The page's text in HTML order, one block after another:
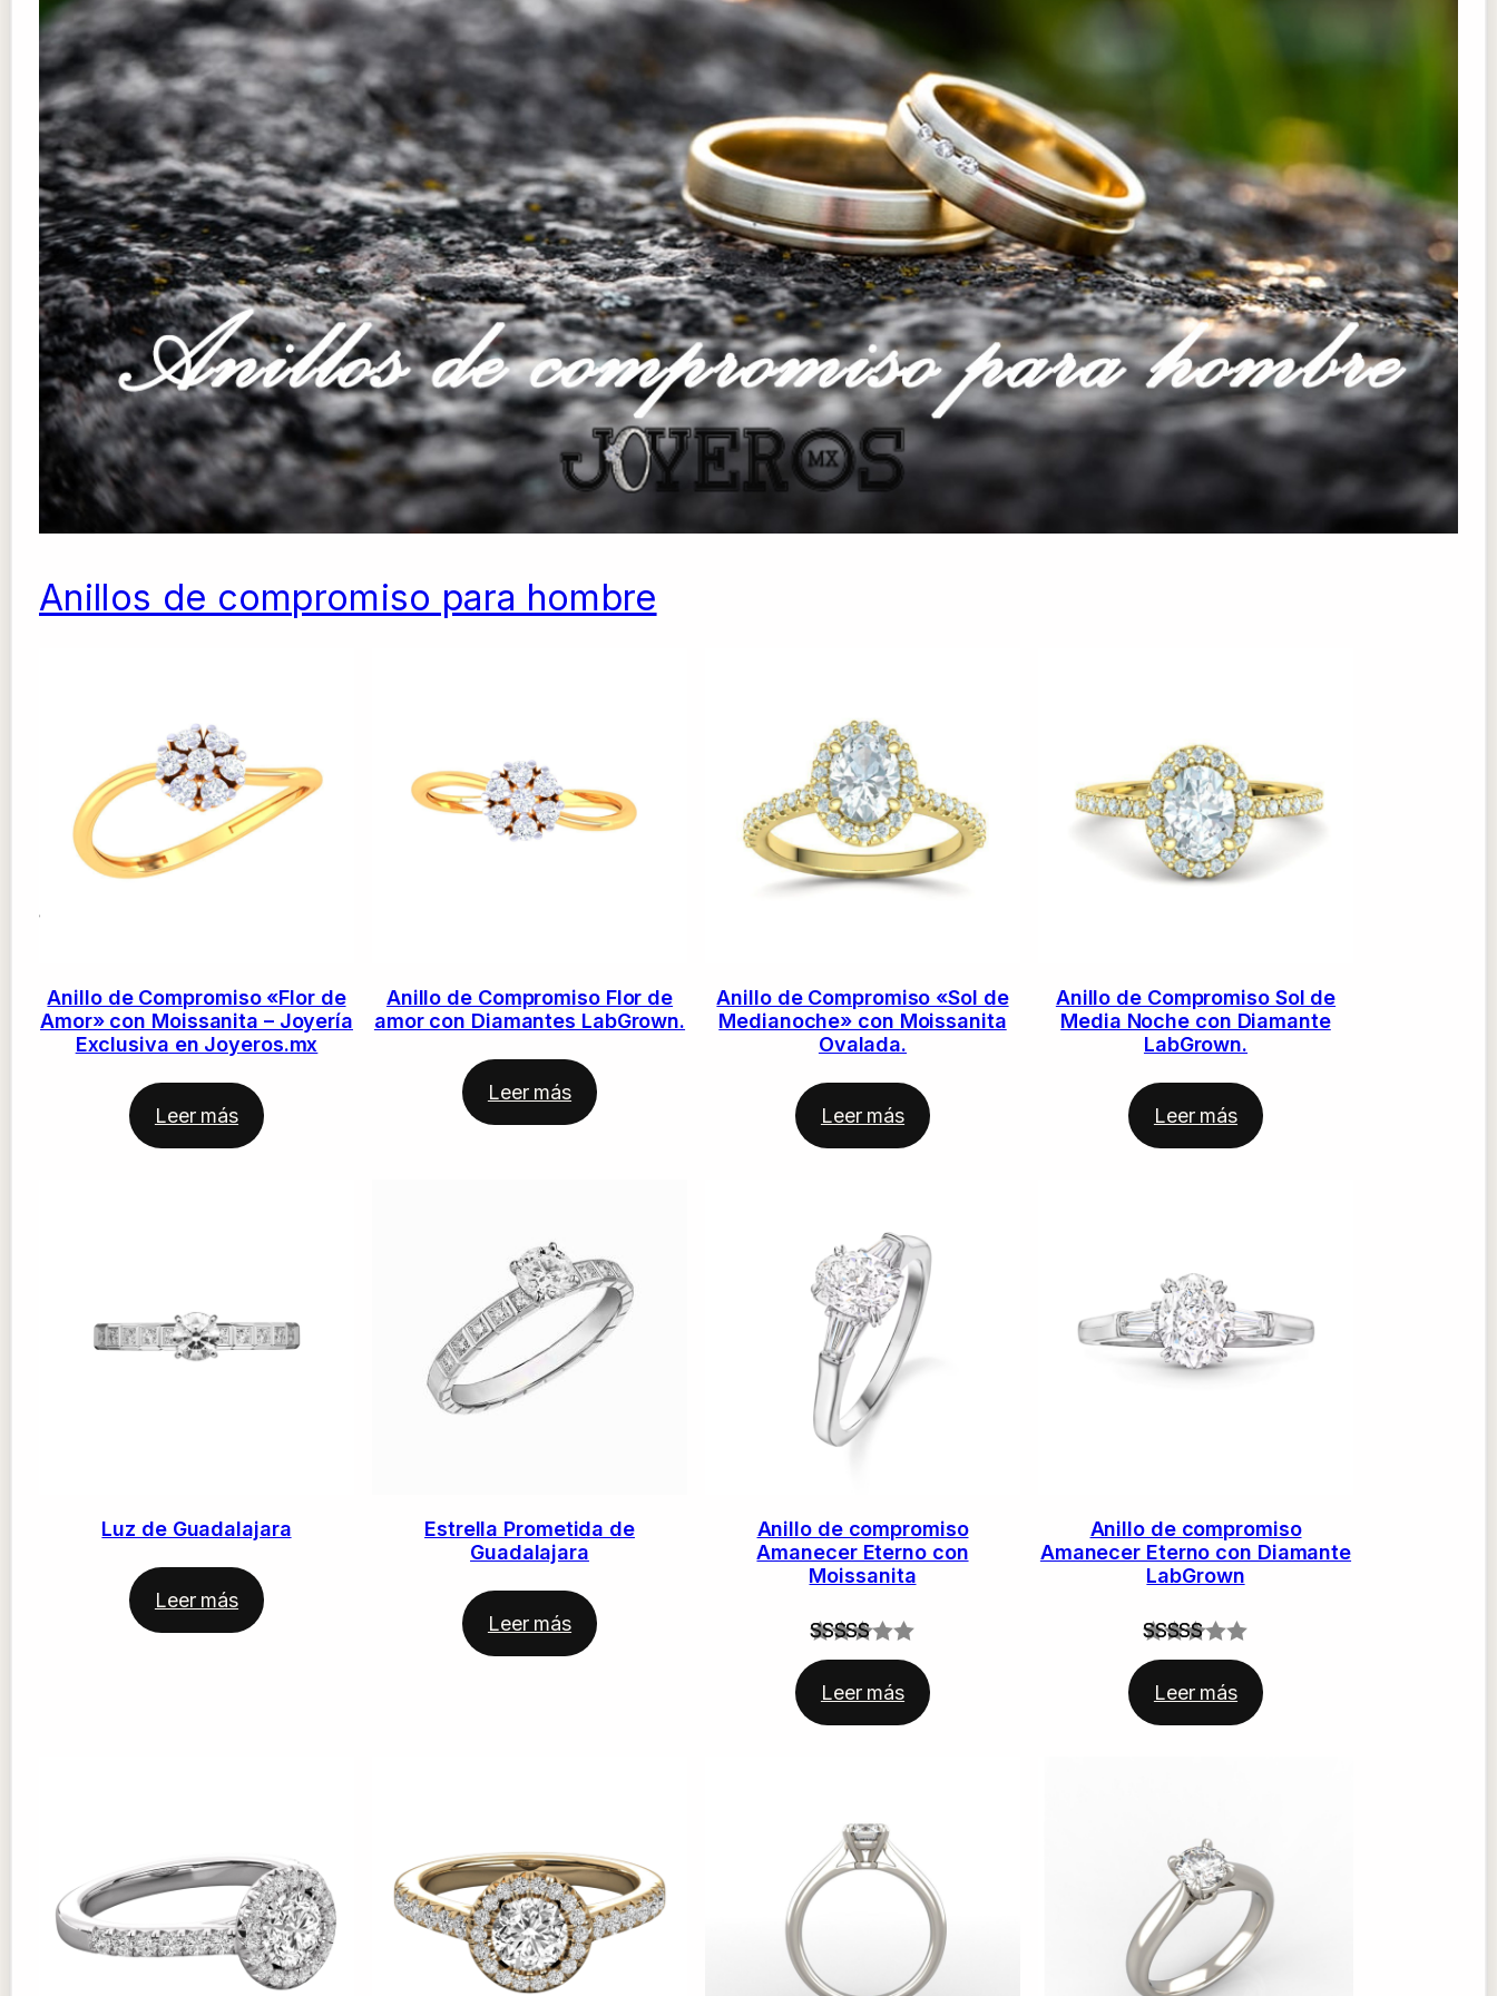
Anillos de compromiso para hombre
Anillo de Compromiso «Flor de
Amor» con Moissanita – Joyería
Exclusiva en Joyeros.mx
Leer más
Anillo de Compromiso Flor de
amor con Diamantes LabGrown.
Leer más
Anillo de Compromiso «Sol de
Medianoche» con Moissanita
Ovalada.
Leer más
Anillo de Compromiso Sol de
Media Noche con Diamante
LabGrown.
Leer más
Luz de Guadalajara
Leer más
Estrella Prometida de
Guadalajara
Leer más
Anillo de compromiso
Amanecer Eterno con
Moissanita
Valorado
con5.00
de 5 en
1
de un
cliente
Leer más
Anillo de compromiso
Amanecer Eterno con Diamante
LabGrown
Valorado
con5.00
de 5 en
1
cliente
Leer más